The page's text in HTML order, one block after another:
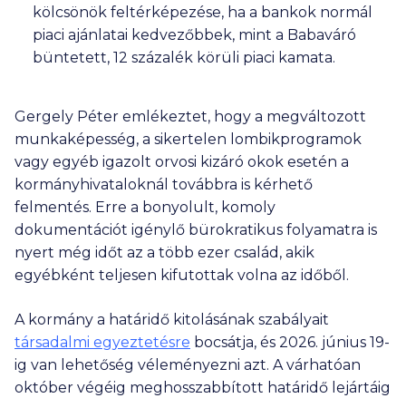
kölcsönök feltérképezése, ha a bankok normál
piaci ajánlatai kedvezőbbek, mint a Babaváró
büntetett, 12 százalék körüli piaci kamata.
Gergely Péter emlékeztet, hogy a megváltozott
munkaképesség, a sikertelen lombikprogramok
vagy egyéb igazolt orvosi kizáró okok esetén a
kormányhivataloknál továbbra is kérhető
felmentés. Erre a bonyolult, komoly
dokumentációt igénylő bürokratikus folyamatra is
nyert még időt az a több ezer család, akik
egyébként teljesen kifutottak volna az időből.
A kormány a határidő kitolásának szabályait
társadalmi egyeztetésre bocsátja, és 2026. június 19-
ig van lehetőség véleményezni azt. A várhatóan
október végéig meghosszabbított határidő lejártáig